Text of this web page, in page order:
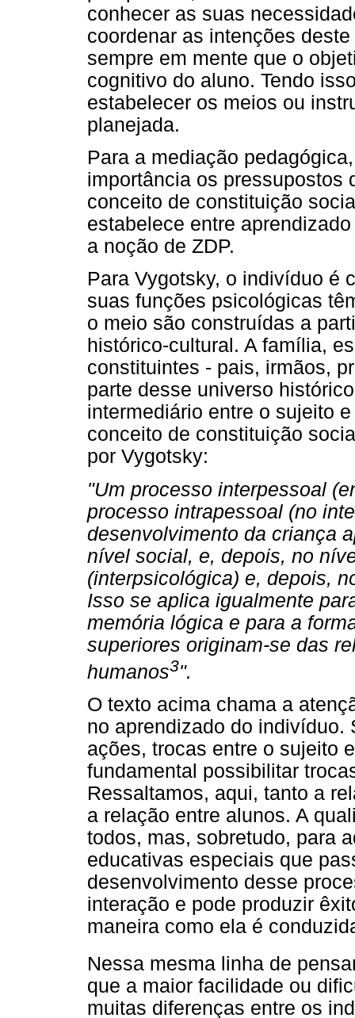
conhecer as suas
coordenar as intenções
sempre em mente que o
cognitivo do aluno. Tendo
estabelecer os meios ou
planejada.
Para a mediação
importância os pressupostos
conceito de constituição
estabelece entre
a noção de ZDP.
Para Vygotsky, o indivíduo é
suas funções psicológicas
o meio são construídas a
histórico-cultural. A família,
constituintes - pais, irmãos,
parte desse universo
intermediário entre o sujeito
conceito de constituição
por Vygotsky:
"Um processo interpessoal
processo intrapessoal (no
desenvolvimento da criança
nível social, e, depois, no
(interpsicológica) e, depois,
Isso se aplica igualmente
memória lógica e para a
superiores originam-se das
humanos3".
O texto acima chama a
no aprendizado do
ações, trocas entre o sujeito
fundamental possibilitar
Ressaltamos, aqui, tanto a
a relação entre alunos. A
todos, mas, sobretudo, para
educativas especiais que
desenvolvimento desse
interação e pode produzir
maneira como ela é
Nessa mesma linha de
que a maior facilidade ou
muitas diferenças entre os